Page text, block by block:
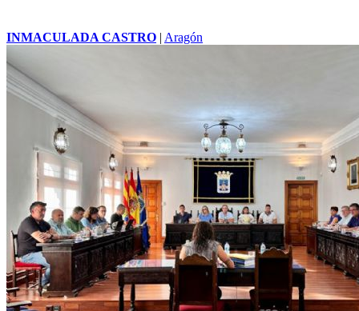
INMACULADA CASTRO | Aragón